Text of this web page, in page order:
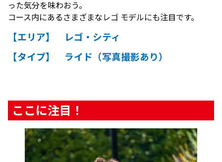
った気分を味わおう。
コース内にあるさまざまなレゴ モデルにも注目です。
【エリア】 レゴ・シティ
【タイプ】 ライド（写真撮影あり）
ここに注目！